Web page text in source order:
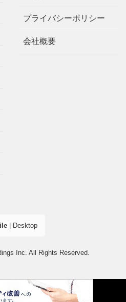
プライバシーポリシー
会社概要
| Desktop
Inc. All Rights Reserved.